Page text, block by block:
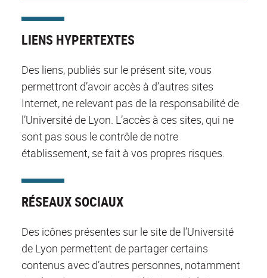
LIENS HYPERTEXTES
Des liens, publiés sur le présent site, vous
permettront d’avoir accès à d’autres sites
Internet, ne relevant pas de la responsabilité de
l’Université de Lyon. L’accès à ces sites, qui ne
sont pas sous le contrôle de notre
établissement, se fait à vos propres risques.
RÉSEAUX SOCIAUX
Des icônes présentes sur le site de l’Université
de Lyon permettent de partager certains
contenus avec d’autres personnes, notamment